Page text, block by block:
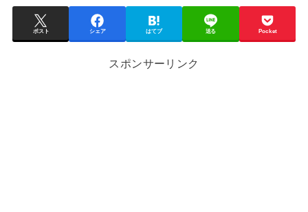
ポスト シェア はてブ 送る Pocket
スポンサーリンク